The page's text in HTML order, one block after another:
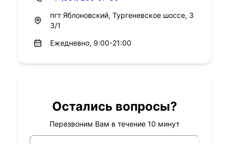
пгт Яблоновский, Тургеневское шоссе, 3
3/1
Ежедневно, 9:00-21:00
Остались вопросы?
Перезвоним Вам в течение 10 минут